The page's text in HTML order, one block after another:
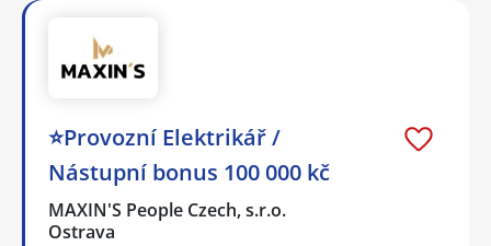
⭐Provozní Elektrikář /
Nástupní bonus 100 000 kč
MAXIN'S People Czech, s.r.o.
Ostrava